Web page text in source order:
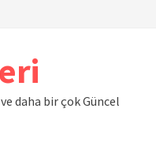
daha bir çok Güncel